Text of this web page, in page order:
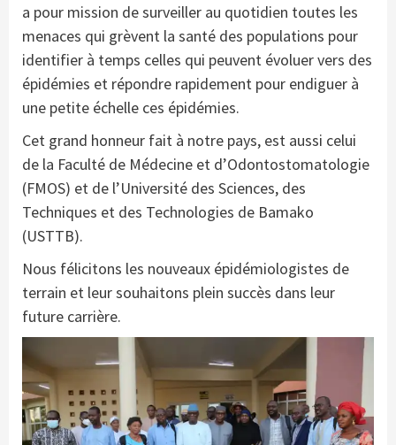
a pour mission de surveiller au quotidien toutes les
menaces qui grèvent la santé des populations pour
identifier à temps celles qui peuvent évoluer vers des
épidémies et répondre rapidement pour endiguer à
une petite échelle ces épidémies.
Cet grand honneur fait à notre pays, est aussi celui
de la Faculté de Médecine et d’Odontostomatologie
(FMOS) et de l’Université des Sciences, des
Techniques et des Technologies de Bamako
(USTTB).
Nous félicitons les nouveaux épidémiologistes de
terrain et leur souhaitons plein succès dans leur
future carrière.